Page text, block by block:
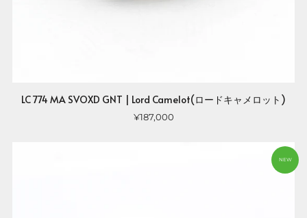
LC 774 MA SVOXD GNT | Lord Camelot(ロードキャメロット)
¥187,000
NEW